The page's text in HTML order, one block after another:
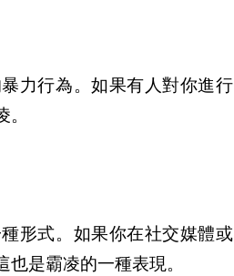
力行為。如果有人對你進行
形式。如果你在社交媒體或
是霸凌的一種表現。